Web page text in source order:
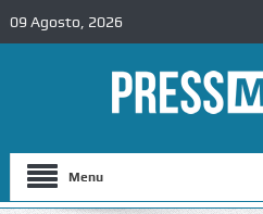
09 Agosto, 2026
Menu